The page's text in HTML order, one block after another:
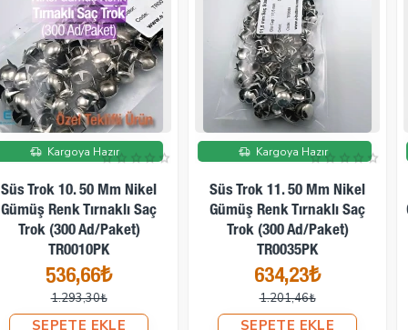
İndirimde
Kargoya Hazır
Süs Trok 12. 50 Mm Nikel
Gümüş Renk Desenli Tırnaklı
Saç Trok (250 Ad/Paket)
TR0031PK
528,68₺
1.109,98₺
SEPETE EKLE
İndirimde
Kargoya Hazır
Süs Trok 12. 50 Mm Nikel
Gümüş Renk Tırnaklı Saç
Trok (250 Ad/Paket)
TR0021PK
569,18₺
1.293,30₺
SEPETE EKLE